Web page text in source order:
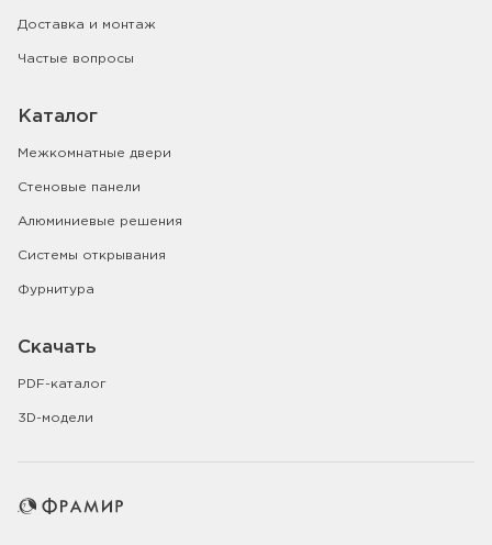
Доставка и монтаж
Частые вопросы
Каталог
Межкомнатные двери
Стеновые панели
Алюминиевые решения
Системы открывания
Фурнитура
Скачать
PDF-каталог
3D-модели